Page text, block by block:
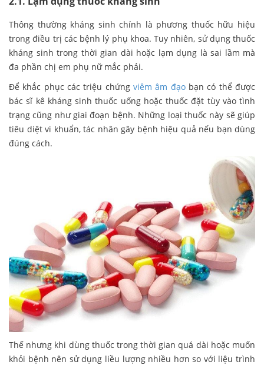
Thông thường kháng sinh chính là phương thuốc hữu hiệu
trong điều trị các bệnh lý phụ khoa. Tuy nhiên, sử dụng thuốc
kháng sinh trong thời gian dài hoặc lạm dụng là sai lầm mà
đa phần chị em phụ nữ mắc phải.
Để khắc phục các triệu chứng viêm âm đạobạn có thể được
bác sĩ kê kháng sinh thuốc uống hoặc thuốc đặt tùy vào tình
trạng cũng như giai đoạn bệnh. Những loại thuốc này sẽ giúp
tiêu diệt vi khuẩn, tác nhân gây bệnh hiệu quả nếu bạn dùng
đúng cách.
Thế nhưng khi dùng thuốc trong thời gian quá dài hoặc muốn
khỏi bệnh nên sử dụng liều lượng nhiều hơn so với liệu trình